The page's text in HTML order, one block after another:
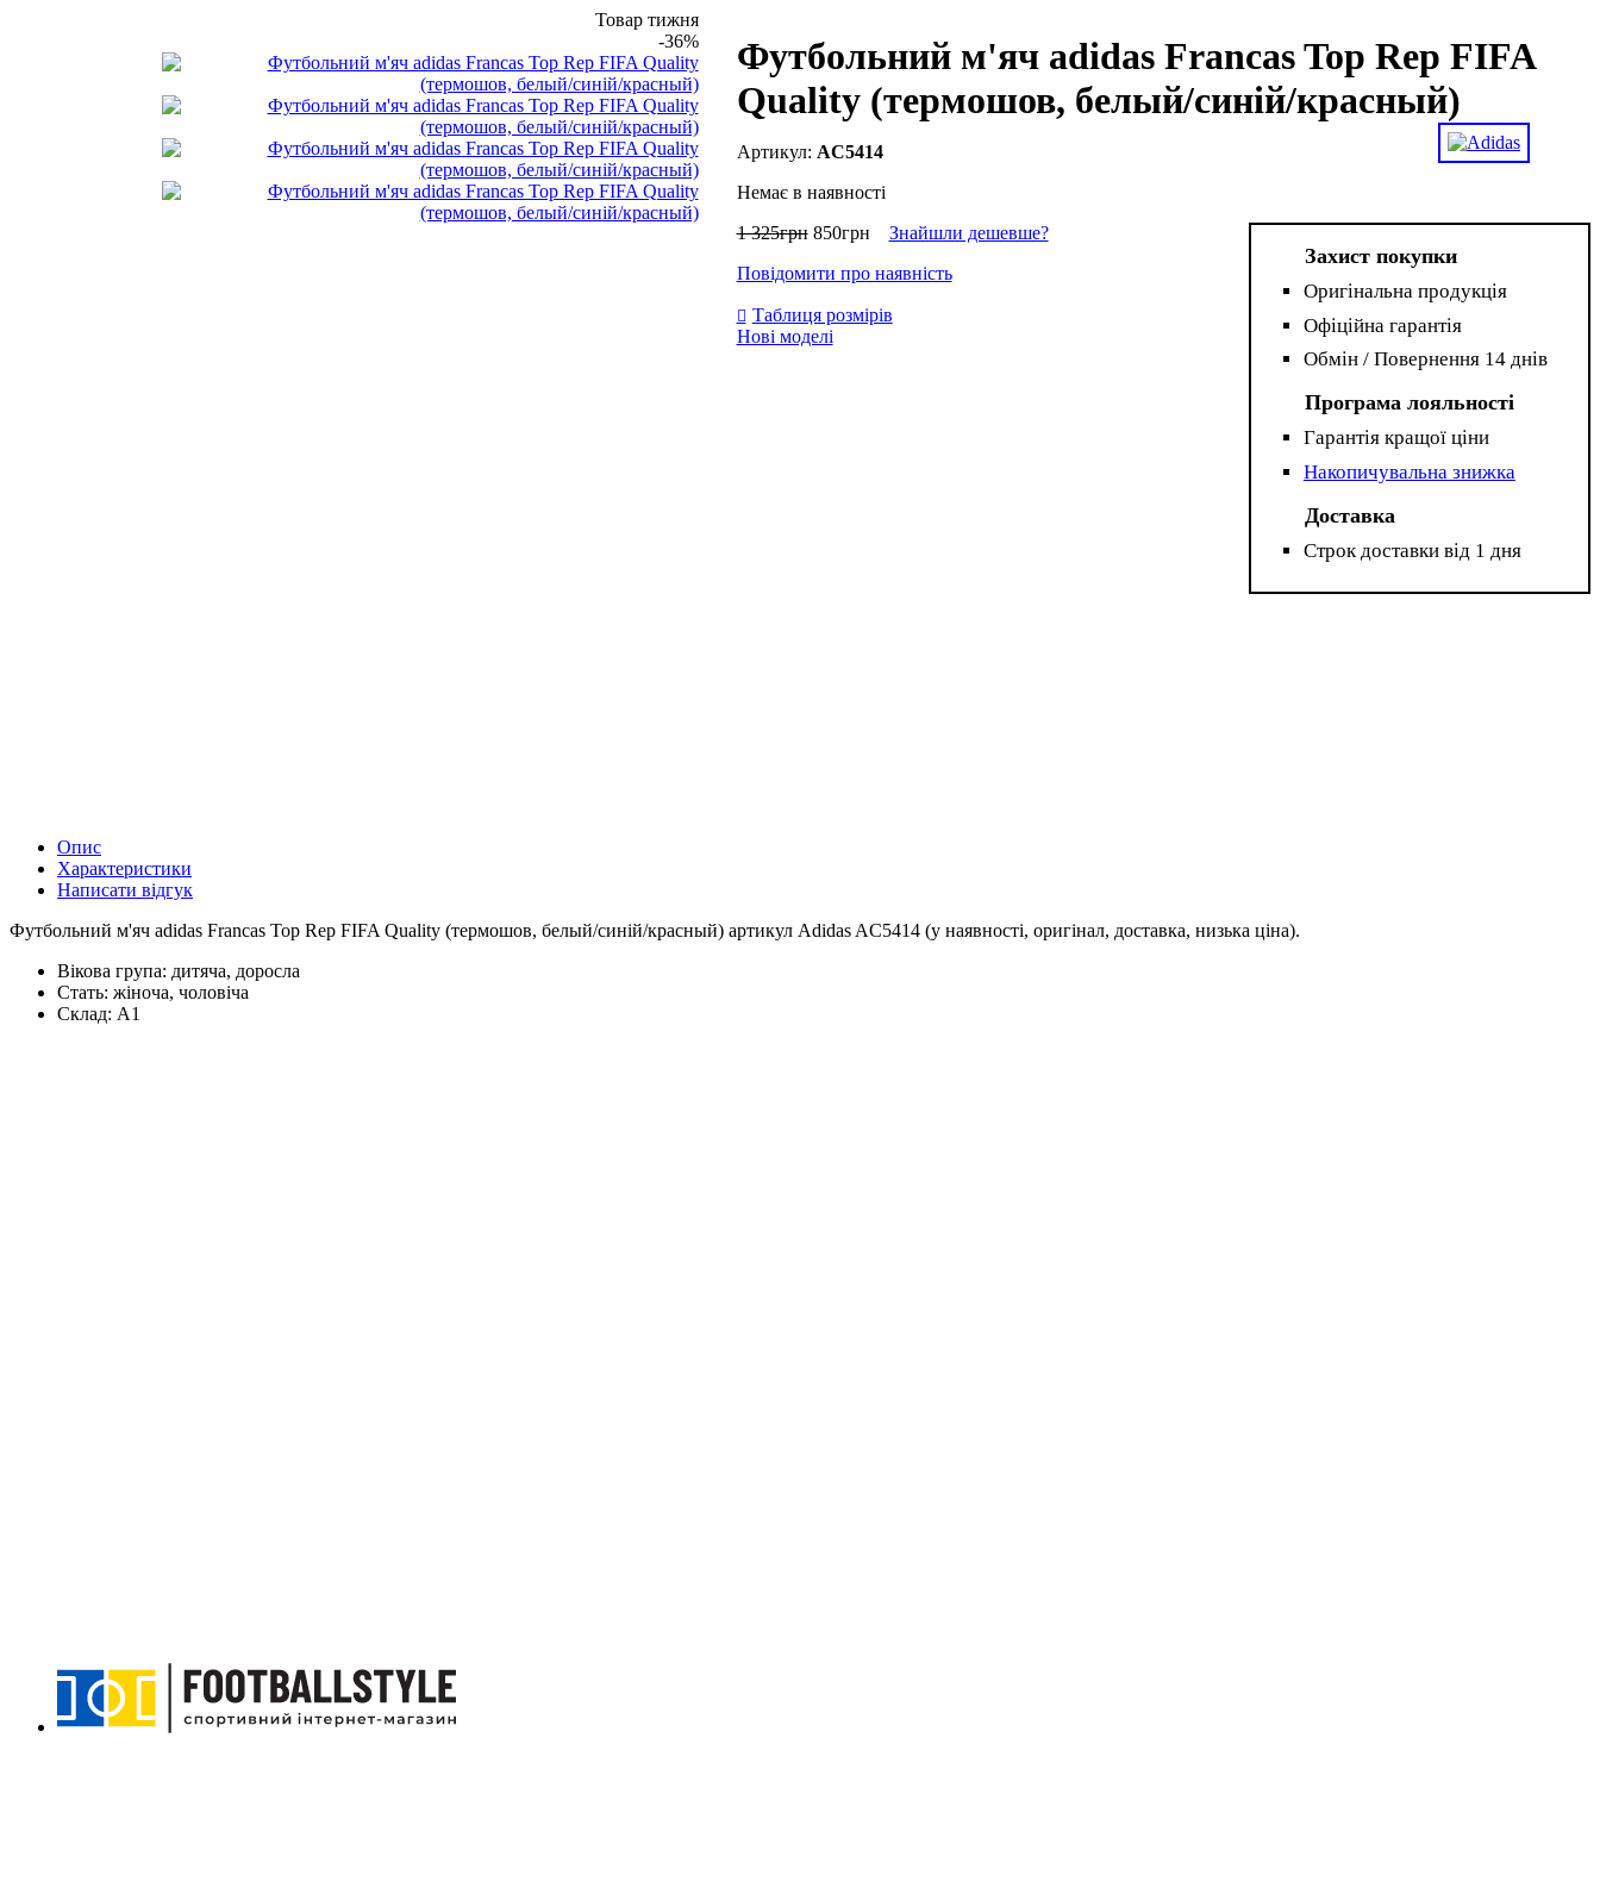
Товар тижня
-36%
Футбольний м'яч adidas Francas Top Rep FIFA
Quality (термошов, белый/синій/красный)
AC5414
Немає в наявності
1 325грн 850грн
Знайшли дешевше?
Повідомити про наявність
Таблиця розмірів
Нові моделі
Захист покупки
Оригінальна продукція
Офіційна гарантія
Обмін / Повернення 14 днів
Програма лояльності
Гарантія кращої ціни
Накопичувальна знижка
Доставка
Строк доставки від 1 дня
Опис
Характеристики
Написати відгук
Футбольний м'яч adidas Francas Top Rep FIFA Quality (термошов, белый/синій/красный) артикул Adidas AC5414 (у наявності, оригінал, доставка, низька ціна).
Вікова група: дитяча, доросла
Стать: жіноча, чоловіча
Склад: А1